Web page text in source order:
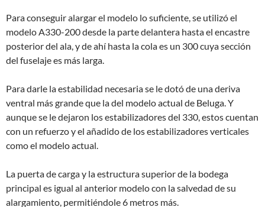
Para conseguir alargar el modelo lo suficiente, se utilizó el
modelo A330-200 desde la parte delantera hasta el encastre
posterior del ala, y de ahí hasta la cola es un 300 cuya sección
del fuselaje es más larga.
Para darle la estabilidad necesaria se le dotó de una deriva
ventral más grande que la del modelo actual de Beluga. Y
aunque se le dejaron los estabilizadores del 330, estos cuentan
con un refuerzo y el añadido de los estabilizadores verticales
como el modelo actual.
La puerta de carga y la estructura superior de la bodega
principal es igual al anterior modelo con la salvedad de su
alargamiento, permitiéndole 6 metros más.